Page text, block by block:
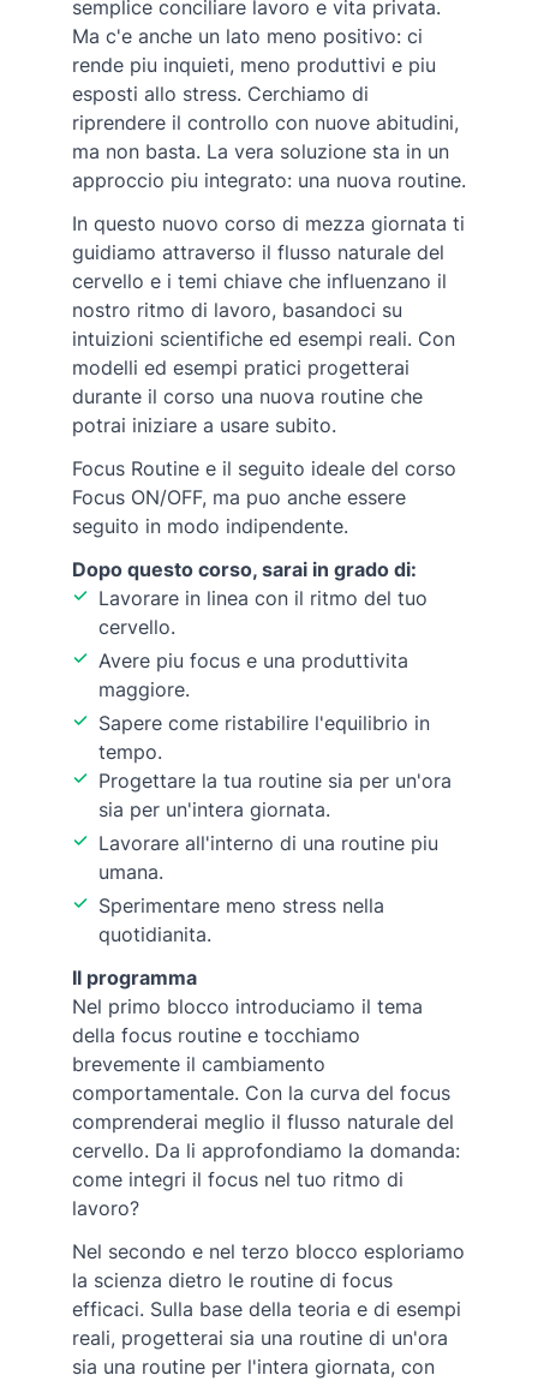
semplice conciliare lavoro e vita privata.
Ma c'e anche un lato meno positivo: ci
rende piu inquieti, meno produttivi e piu
esposti allo stress. Cerchiamo di
riprendere il controllo con nuove abitudini,
ma non basta. La vera soluzione sta in un
approccio piu integrato: una nuova routine.
In questo nuovo corso di mezza giornata ti
guidiamo attraverso il flusso naturale del
cervello e i temi chiave che influenzano il
nostro ritmo di lavoro, basandoci su
intuizioni scientifiche ed esempi reali. Con
modelli ed esempi pratici progetterai
durante il corso una nuova routine che
potrai iniziare a usare subito.
Focus Routine e il seguito ideale del corso
Focus ON/OFF, ma puo anche essere
seguito in modo indipendente.
Dopo questo corso, sarai in grado di:
Lavorare in linea con il ritmo del tuo
cervello.
Avere piu focus e una produttivita
maggiore.
Sapere come ristabilire l'equilibrio in
tempo.
Progettare la tua routine sia per un'ora
sia per un'intera giornata.
Lavorare all'interno di una routine piu
umana.
Sperimentare meno stress nella
quotidianita.
Il programma
Nel primo blocco introduciamo il tema
della focus routine e tocchiamo
brevemente il cambiamento
comportamentale. Con la curva del focus
comprenderai meglio il flusso naturale del
cervello. Da li approfondiamo la domanda:
come integri il focus nel tuo ritmo di
lavoro?
Nel secondo e nel terzo blocco esploriamo
la scienza dietro le routine di focus
efficaci. Sulla base della teoria e di esempi
reali, progetterai sia una routine di un'ora
sia una routine per l'intera giornata, con